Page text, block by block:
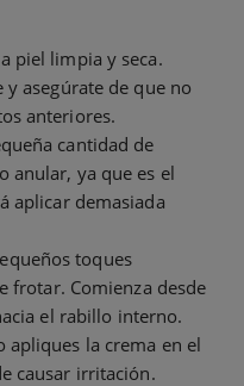
piel limpia y seca.
asegúrate de que no
anteriores.
cantidad de
anular, ya que es el
aplicar demasiada
toques
frotar. Comienza desde
el rabillo interno.
apliques la crema en el
causar irritación.